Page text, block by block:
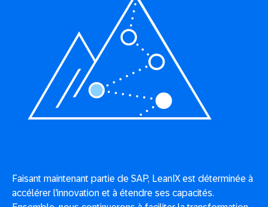
Faisant maintenant partie de SAP, LeanIX est déterminée à
accélérer l’innovation et à étendre ses capacités.